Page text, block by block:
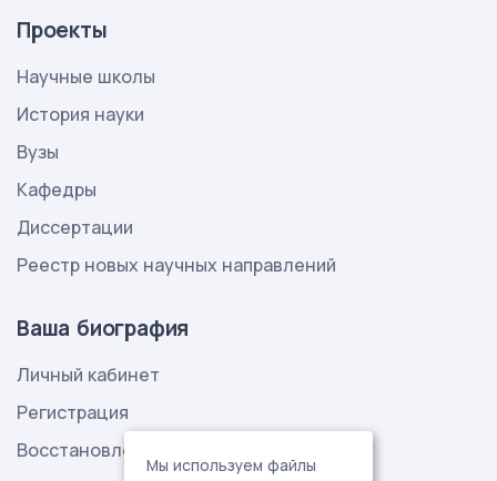
Проекты
Научные школы
История науки
Вузы
Кафедры
Диссертации
Реестр новых научных направлений
Ваша биография
Личный кабинет
Регистрация
Восстановление пароля
Мы используем файлы